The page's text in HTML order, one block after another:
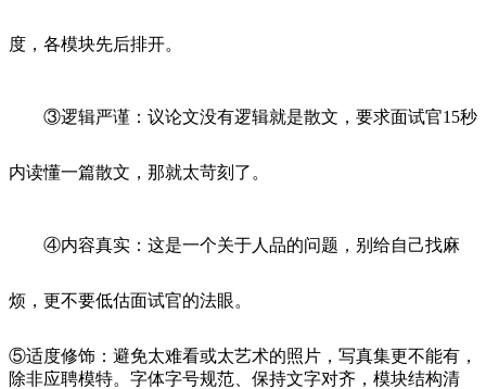
度，各模块先后排开。
③逻辑严谨：议论文没有逻辑就是散文，要求面试官15秒
内读懂一篇散文，那就太苛刻了。
④内容真实：这是一个关于人品的问题，别给自己找麻
烦，更不要低估面试官的法眼。
⑤适度修饰：避免太难看或太艺术的照片，写真集更不能有，
除非应聘模特。字体字号规范、保持文字对齐，模块结构清